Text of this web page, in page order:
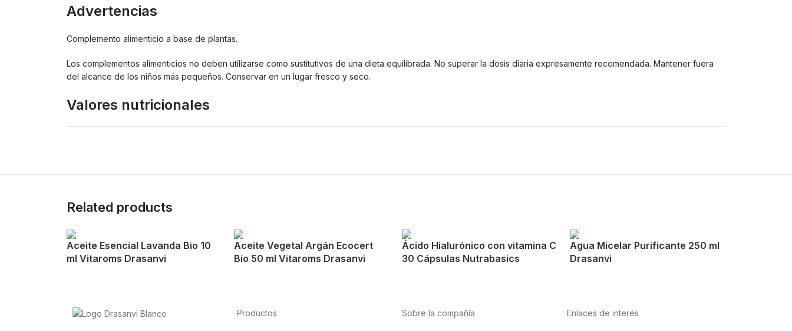
Advertencias
Complemento alimenticio a base de plantas.
Los complementos alimenticios no deben utilizarse como sustitutivos de una dieta equilibrada. No superar la dosis diaria expresamente recomendada. Mantener fuera
del alcance de los niños más pequeños. Conservar en un lugar fresco y seco.
Valores nutricionales
Related products
Aceite Esencial Lavanda Bio 10
ml Vitaroms Drasanvi
Aceite Vegetal Argán Ecocert
Bio 50 ml Vitaroms Drasanvi
Ácido Hialurónico con vitamina C
30 Cápsulas Nutrabasics
Agua Micelar Purificante 250 ml
Drasanvi
Productos Sobre la compañía Enlaces de interés